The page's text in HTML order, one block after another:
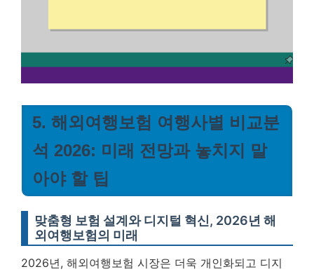
5. 해외여행보험 여행사별 비교분
석 2026: 미래 전망과 놓치지 말
아야 할 팁
맞춤형 보험 설계와 디지털 혁신, 2026년 해
외여행보험의 미래
2026년, 해외여행보험 시장은 더욱 개인화되고 디지